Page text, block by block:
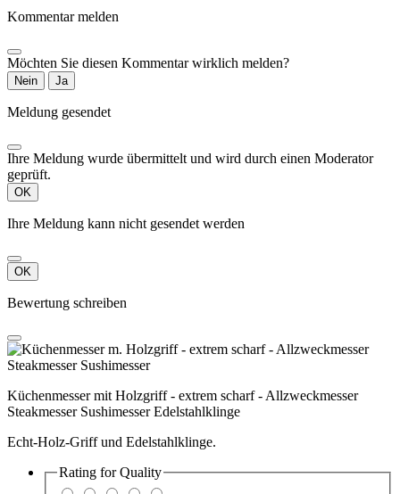
Kommentar melden
Möchten Sie diesen Kommentar wirklich melden?
Nein Ja
Meldung gesendet
Ihre Meldung wurde übermittelt und wird durch einen Moderator
geprüft.
OK
Ihre Meldung kann nicht gesendet werden
OK
Bewertung schreiben
Küchenmesser mit Holzgriff - extrem scharf - Allzweckmesser
Steakmesser Sushimesser Edelstahlklinge
Echt-Holz-Griff und Edelstahlklinge.
Rating forQuality